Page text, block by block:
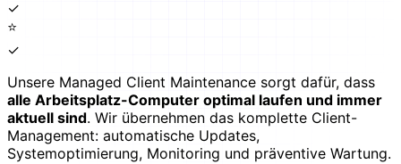
✓
⭐
✓
Unsere Managed Client Maintenance sorgt dafür, dass
alle Arbeitsplatz-Computer optimal laufen und immer
aktuell sind. Wir übernehmen das komplette Client-
Management: automatische Updates,
Systemoptimierung, Monitoring und präventive Wartung.